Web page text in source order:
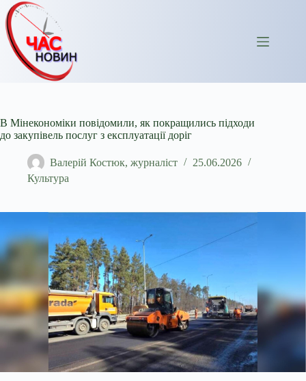
Перейти
до
вмісту
В Мінекономіки повідомили, як покращились підходи
до закупівель послуг з експлуатації доріг
Валерій Костюк, журналіст
25.06.2026
Культура